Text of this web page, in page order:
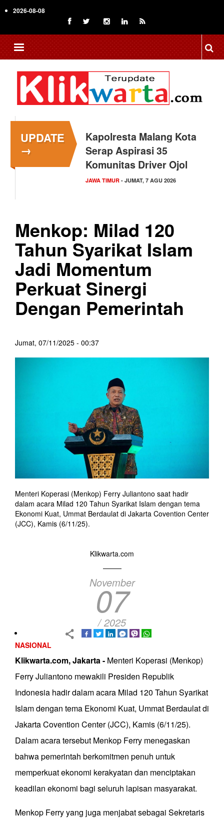
to
content
2026-08-08
UPDATE
→
Kapolresta Malang Kota
Serap Aspirasi 35
Komunitas Driver Ojol
JAWA TIMUR - JUMAT, 7 AGU 2026
Menkop: Milad 120
Tahun Syarikat Islam
Jadi Momentum
Perkuat Sinergi
Dengan Pemerintah
Jumat, 07/11/2025 - 00:37
Menteri Koperasi (Menkop) Ferry Juliantono saat hadir
dalam acara Milad 120 Tahun Syarikat Islam dengan tema
Ekonomi Kuat, Ummat Berdaulat di Jakarta Covention Center
(JCC), Kamis (6/11/25).
Klikwarta.com
November
07
/ 2025
NASIONAL
Klikwarta.com, Jakarta - Menteri Koperasi (Menkop)
Ferry Juliantono mewakili Presiden Republik
Indonesia hadir dalam acara Milad 120 Tahun Syarikat
Islam dengan tema Ekonomi Kuat, Ummat Berdaulat di
Jakarta Covention Center (JCC), Kamis (6/11/25).
Dalam acara tersebut Menkop Ferry menegaskan
bahwa pemerintah berkomitmen penuh untuk
memperkuat ekonomi kerakyatan dan menciptakan
keadilan ekonomi bagi seluruh lapisan masyarakat.
Menkop Ferry yang juga menjabat sebagai Sekretaris